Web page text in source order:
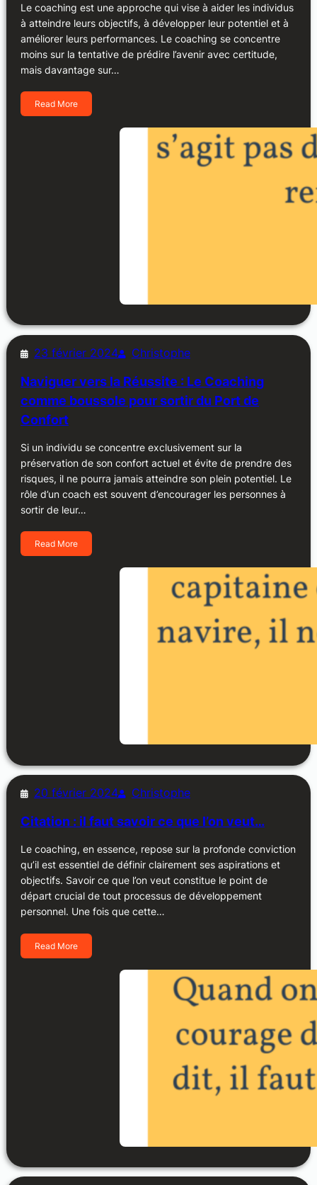
Le coaching est une approche qui vise à aider les individus
à atteindre leurs objectifs, à développer leur potentiel et à
améliorer leurs performances. Le coaching se concentre
moins sur la tentative de prédire l’avenir avec certitude,
mais davantage sur…
Read More
23 février 2024 Christophe
Naviguer vers la Réussite : Le Coaching
comme boussole pour sortir du Port de
Confort
Si un individu se concentre exclusivement sur la
préservation de son confort actuel et évite de prendre des
risques, il ne pourra jamais atteindre son plein potentiel. Le
rôle d’un coach est souvent d’encourager les personnes à
sortir de leur…
Read More
20 février 2024 Christophe
Citation : il faut savoir ce que l’on veut…
Le coaching, en essence, repose sur la profonde conviction
qu’il est essentiel de définir clairement ses aspirations et
objectifs. Savoir ce que l’on veut constitue le point de
départ crucial de tout processus de développement
personnel. Une fois que cette…
Read More